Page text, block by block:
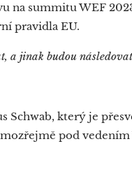
na summitu WEF
pravidla EU.
a jinak budou následovat
který je
pod vedením